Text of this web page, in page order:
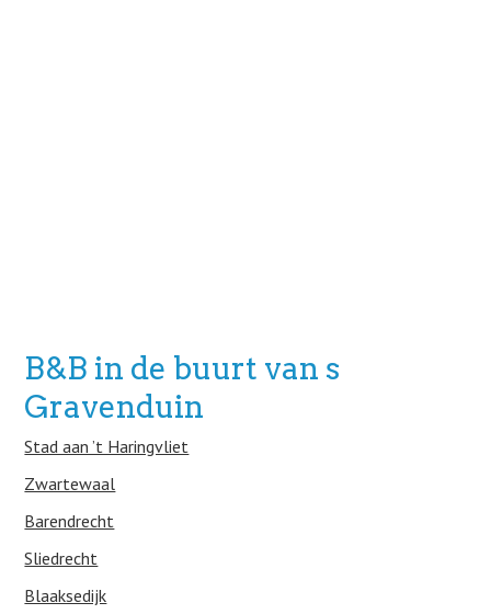
B&B in de buurt van s
Gravenduin
Stad aan ’t Haringvliet
Zwartewaal
Barendrecht
Sliedrecht
Blaaksedijk